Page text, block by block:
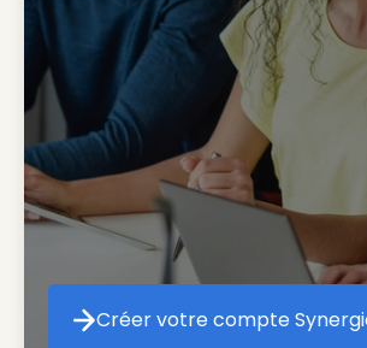
Créer votre
Créer votre compte